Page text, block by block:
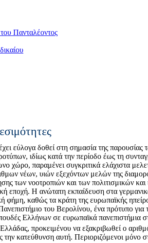
Πανταλέοντος
εύλογα δοθεί στη σημασία της
ιδίως κατά την περίοδο έως τη
χώρο, παραμένει συγκριτικά ελάχιστα
νέων, υιών εξεχόντων μελών της
των νοοτροπιών και των πολιτισμικών
εποχή. Η ανώτατη εκπαίδευση στα
φήμη, καθώς τα κράτη της ευρωπαϊκής
του Βερολίνου, ένα πρότυπο
Ελλήνων σε ευρωπαϊκά
προκειμένου να εξακριβωθεί ο
κατεύθυνση αυτή. Περιοριζόμενοι μόνο